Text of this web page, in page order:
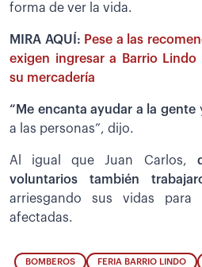
forma de ver la vida.
MIRA AQUÍ: Pese a las
exigen ingresar a Barrio
su mercadería
“Me encanta ayudar a la gente
a las personas”, dijo.
Al igual que Juan Carlos,
voluntarios también
arriesgando sus vidas
afectadas.
BOMBEROS FERIA BARRIO LINDO